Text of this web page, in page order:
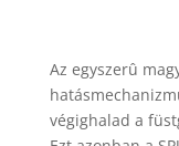
Az egyszerû
végighalad a